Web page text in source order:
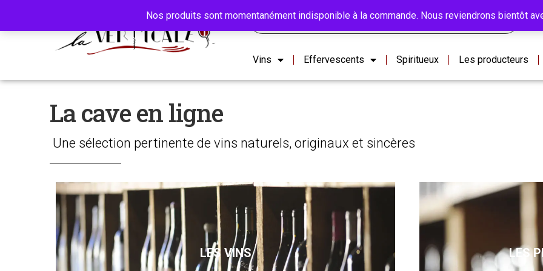
Vins Effervescents Spiritueux Les producteurs
La cave en ligne
Une sélection pertinente de vins naturels, originaux et sincères
LES VINS LES
Nos produits sont momentanément indisponible à la commande. Nous reviendrons bientôt